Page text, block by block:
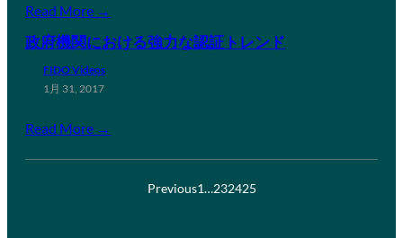
Read More →
政府機関における強力な認証トレンド
FIDO Videos
1月 31, 2017
Read More →
Previous1…232425